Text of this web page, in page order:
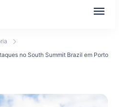
no South Summit Brazil em Porto